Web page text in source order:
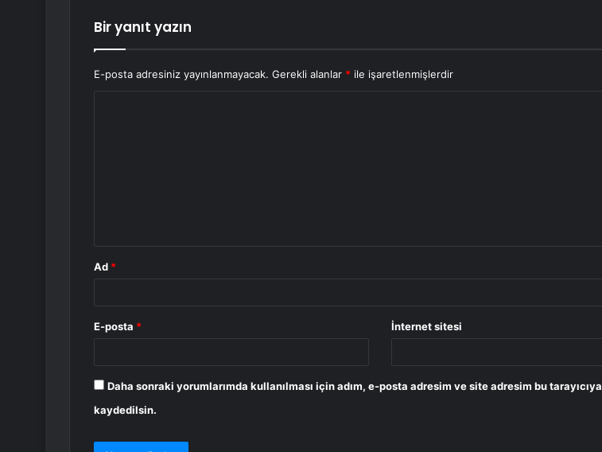
Bir yanıt yazın
E-posta adresiniz yayınlanmayacak. Gerekli alanlar * ile işaretlenmişlerdir
Ad *
E-posta * İnternet sitesi
Daha sonraki yorumlarımda kullanılması için adım, e-posta adresim ve site adresim bu tarayıcıya
kaydedilsin.